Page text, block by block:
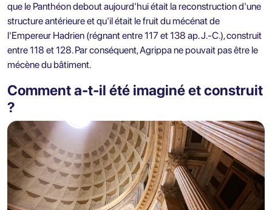
que le Panthéon debout aujourd'hui était la reconstruction d'une
structure antérieure et qu'il était le fruit du mécénat de
l'Empereur Hadrien (régnant entre 117 et 138 ap. J.-C.), construit
entre 118 et 128. Par conséquent, Agrippa ne pouvait pas être le
mécène du bâtiment.
Comment a-t-il été imaginé et construit
?